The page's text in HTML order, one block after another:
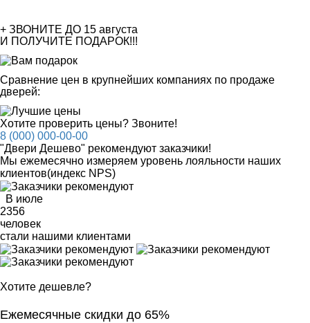
+ ЗВОНИТЕ ДО 15 августа
И ПОЛУЧИТЕ ПОДАРОК!!!
Сравнение цен в крупнейших компаниях по продаже
дверей:
Хотите проверить цены? Звоните!
8 (000) 000-00-00
"Двери Дешево" рекомендуют заказчики!
Мы ежемесячно измеряем уровень лояльности наших
клиентов(индекс NPS)
В июле
2356
человек
стали нашими клиентами
Хотите дешевле?
Ежемесячные скидки до 65%